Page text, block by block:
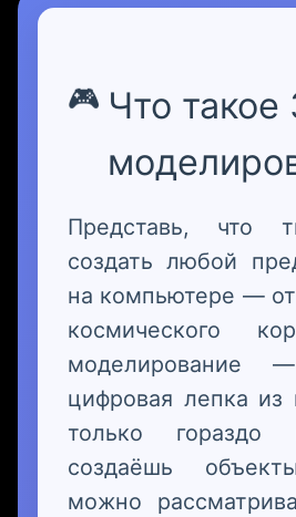
Что такое
Представь, что
создать любой
на компьютере —
космического
моделирование
цифровая лепка из
только
создаёшь
можно